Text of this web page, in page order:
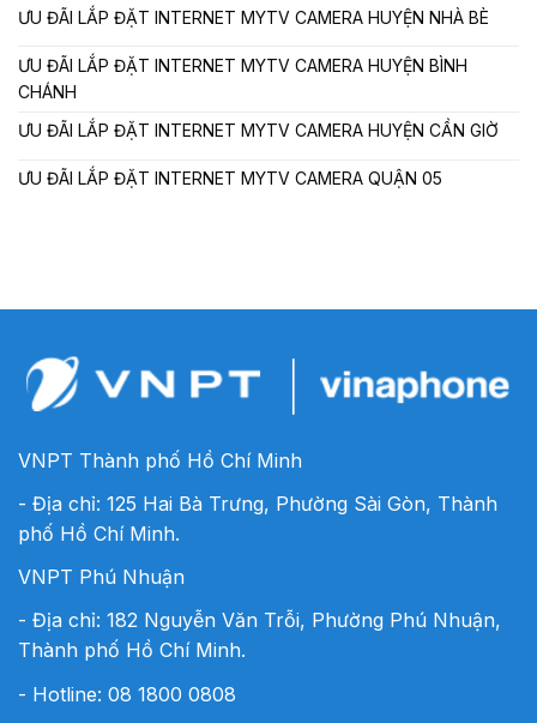
ƯU ĐÃI LẮP ĐẶT INTERNET MYTV CAMERA HUYỆN NHÀ BÈ
ƯU ĐÃI LẮP ĐẶT INTERNET MYTV CAMERA HUYỆN BÌNH
CHÁNH
ƯU ĐÃI LẮP ĐẶT INTERNET MYTV CAMERA HUYỆN CẦN GIỜ
ƯU ĐÃI LẮP ĐẶT INTERNET MYTV CAMERA QUẬN 05
VNPT Thành phố Hồ Chí Minh
- Địa chỉ: 125 Hai Bà Trưng, Phường Sài Gòn, Thành
phố Hồ Chí Minh.
VNPT Phú Nhuận
- Địa chỉ: 182 Nguyễn Văn Trỗi, Phường Phú Nhuận,
Thành phố Hồ Chí Minh.
- Hotline: 08 1800 0808